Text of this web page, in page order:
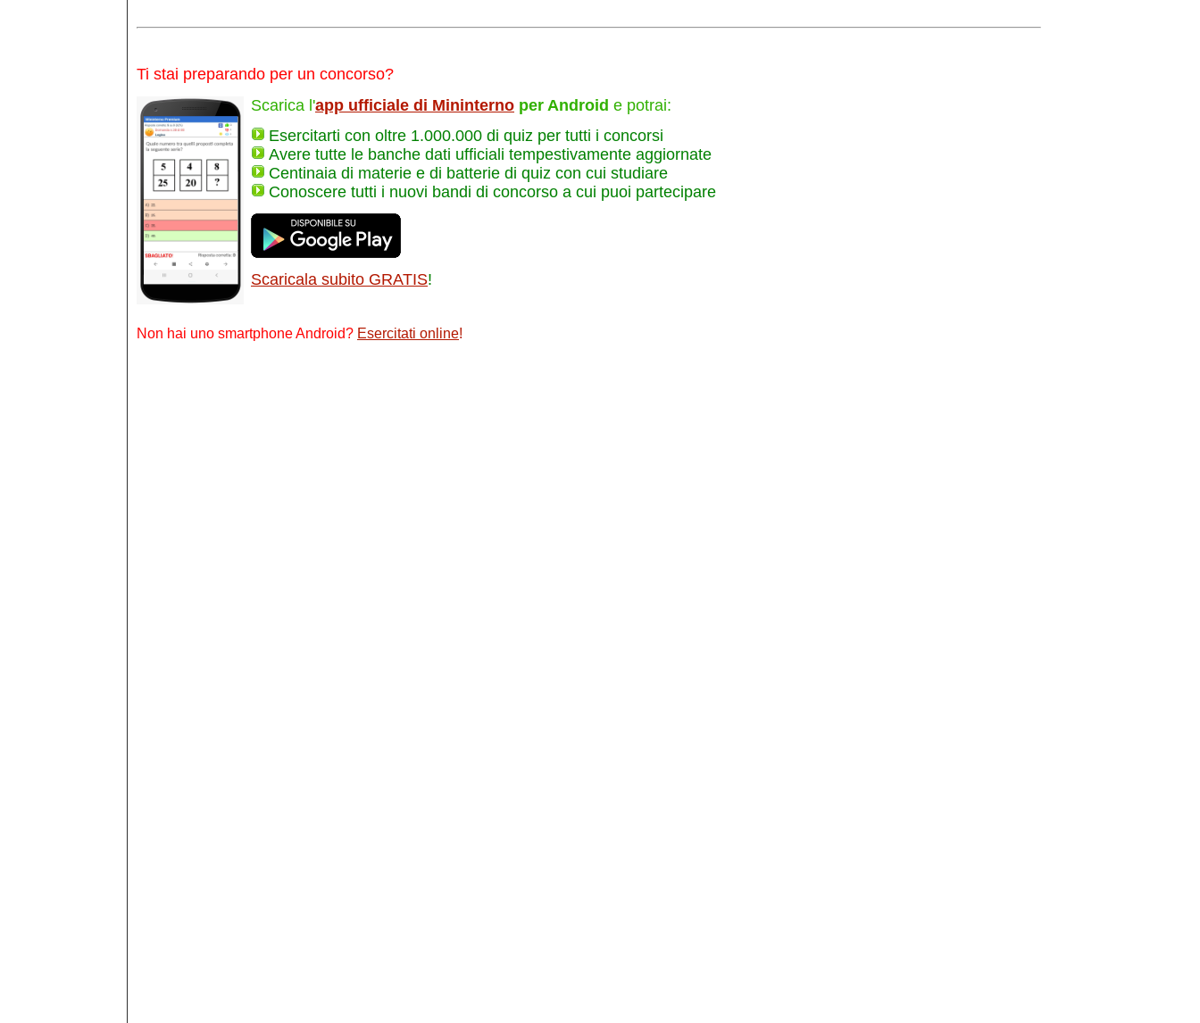
Ti stai preparando per un concorso?
Scarica l'app ufficiale di Mininterno per Android e potrai:
Esercitarti con oltre 1.000.000 di quiz per tutti i concorsi
Avere tutte le banche dati ufficiali tempestivamente aggiornate
Centinaia di materie e di batterie di quiz con cui studiare
Conoscere tutti i nuovi bandi di concorso a cui puoi partecipare
Scaricala subito GRATIS!
Non hai uno smartphone Android? Esercitati online!